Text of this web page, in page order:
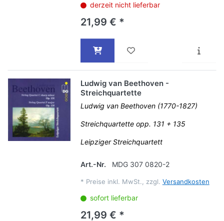
derzeit nicht lieferbar
21,99 € *
Ludwig van Beethoven -
Streichquartette
Ludwig van Beethoven (1770-1827)
Streichquartette opp. 131 + 135
Leipziger Streichquartett
Art.-Nr. MDG 307 0820-2
* Preise inkl. MwSt., zzgl. Versandkosten
sofort lieferbar
21,99 € *